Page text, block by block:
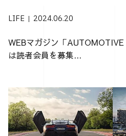
LIFE 2024.06.20
WEBマガジン「
は読者会員を募集...